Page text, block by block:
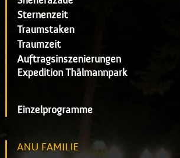
Sternenzeit
Traumstaken
Traumzeit
Auftragsinszenierungen
Expedition Thälmannpark
Einzelprogramme
ANU FAMILIE